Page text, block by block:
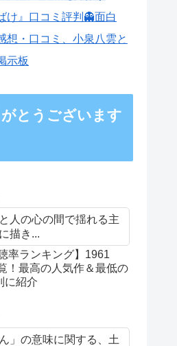
け』口コミ評判👻面白
想・口コミ、小泉八雲と
示板
とうございます
人の心の間で揺れる主
描き...
率ランキング】1961
！最高の人気作＆最低の
に紹介
」の意味に関する、土